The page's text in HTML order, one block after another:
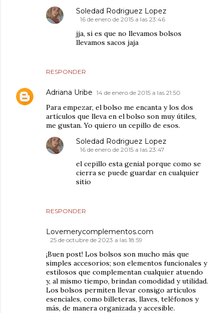
RESPONDER
Soledad Rodriguez Lopez
16 de enero de 2015 a las 23:46
jja, si es que no llevamos bolsos
llevamos sacos jaja
Adriana Uribe 14 de enero de 2015 a las 21:50
Para empezar, el bolso me encanta y los dos
artículos que lleva en el bolso son muy útiles,
me gustan. Yo quiero un cepillo de esos.
RESPONDER
Soledad Rodriguez Lopez
16 de enero de 2015 a las 23:47
el cepillo esta genial porque como se
cierra se puede guardar en cualquier
sitio
Lovemerycomplementos.com
25 de octubre de 2023 a las 18:59
¡Buen post! Los bolsos son mucho más que
simples accesorios; son elementos funcionales y
estilosos que complementan cualquier atuendo
y, al mismo tiempo, brindan comodidad y utilidad.
Los bolsos permiten llevar consigo artículos
esenciales, como billeteras, llaves, teléfonos y
más, de manera organizada y accesible.